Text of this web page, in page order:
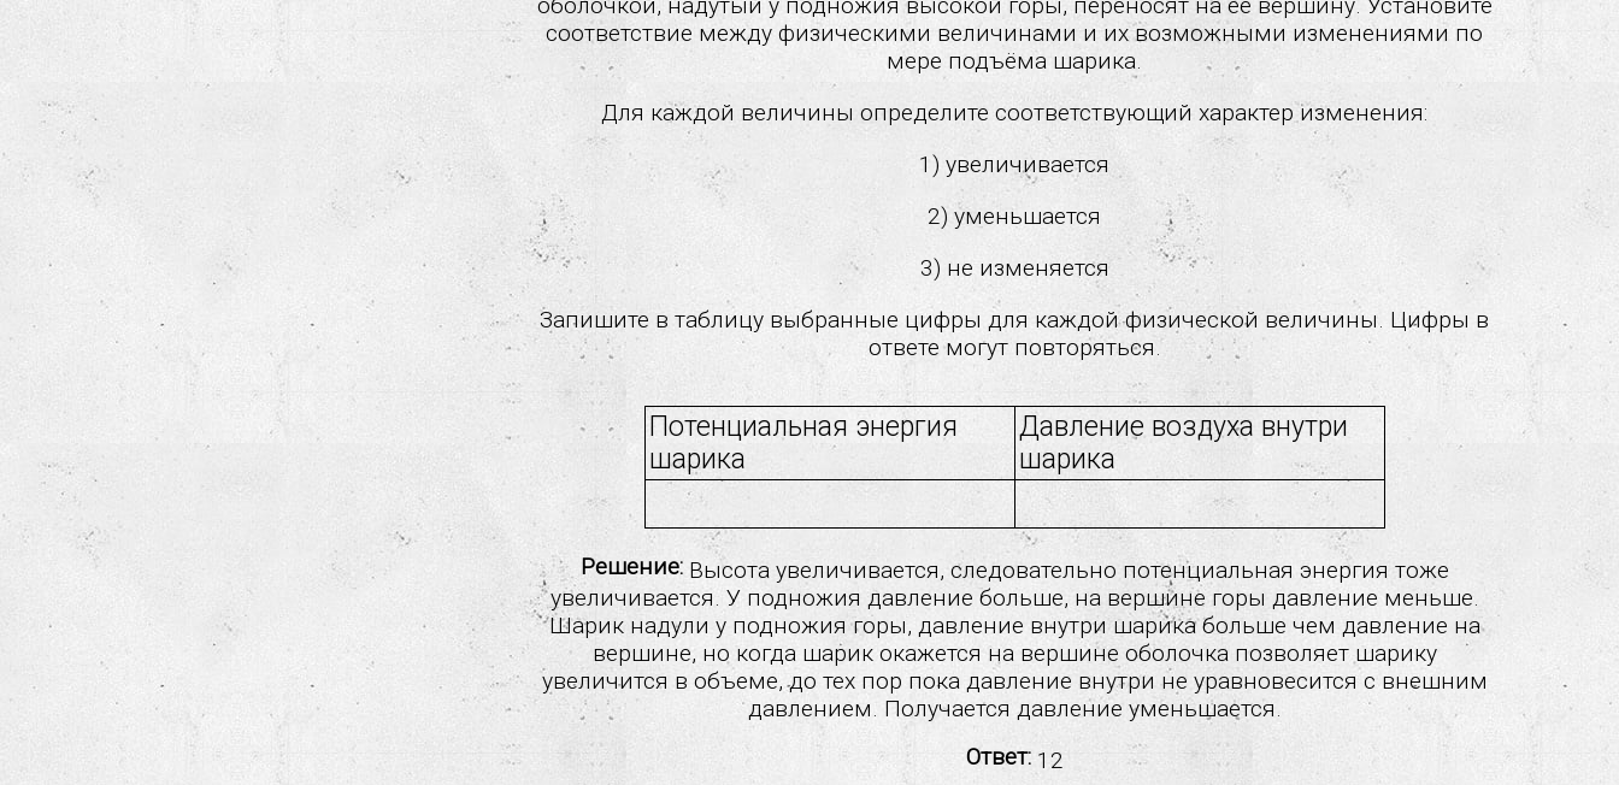
соответствие между физическими величинами и их возможными изменениями по
мере подъёма шарика.
Для каждой величины определите соответствующий характер изменения:
1) увеличивается
2) уменьшается
3) не изменяется
Запишите в таблицу выбранные цифры для каждой физической величины. Цифры в
ответе могут повторяться.
Потенциальная энергия
шарика
Давление воздуха внутри
шарика
Решение:Высота увеличивается, следовательно потенциальная энергия тоже
увеличивается. У подножия давление больше, на вершине горы давление меньше.
Шарик надули у подножия горы, давление внутри шарика больше чем давление на
вершине, но когда шарик окажется на вершине оболочка позволяет шарику
увеличится в объеме, до тех пор пока давление внутри не уравновесится с внешним
давлением. Получается давление уменьшается.
Ответ:12